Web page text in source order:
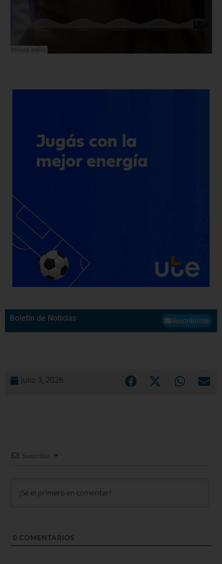
Boletín de Noticias Suscribirme
julio 3, 2026
Suscribir
0 COMENTARIOS